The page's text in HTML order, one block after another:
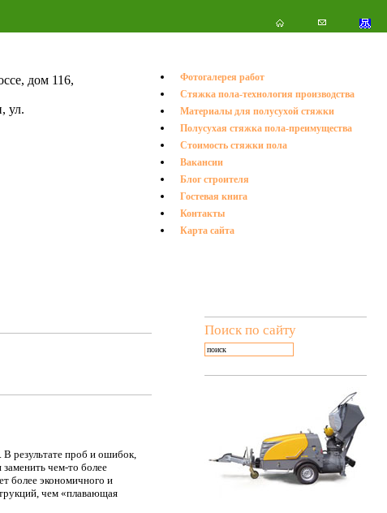
дом 116,
ул.
Фотогалерея работ
Стяжка пола-технология производства
Материалы для полусухой стяжки
Полусухая стяжка пола-преимущества
Стоимость стяжки пола
Вакансии
Блог строителя
Гостевая книга
Контакты
Карта сайта
результате проб и ошибок,
чем-то более
более экономичного и
чем «плавающая
Поиск по сайту